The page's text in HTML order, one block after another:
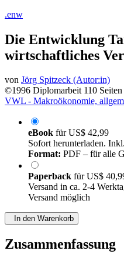
.enw
Die Entwicklung
wirtschaftliches
von Jörg Spitzeck (Autor:in)
©1996 Diplomarbeit 110 Seiten
VWL - Makroökonomie,
eBook fürUS$ 42,99
Sofort herunterladen.
Format: PDF – für alle
Paperback fürUS$
Versand in ca. 2-4
Versand möglich
In den Warenkorb
Zusammenfassung